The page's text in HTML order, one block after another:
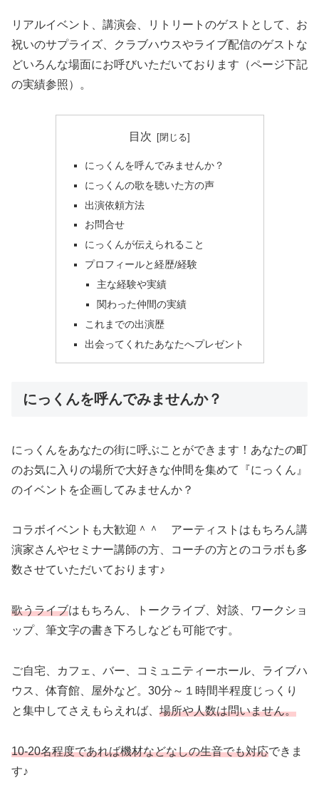
リアルイベント、講演会、リトリートのゲストとして、お
祝いのサプライズ、クラブハウスやライブ配信のゲストな
どいろんな場面にお呼びいただいております（ページ下記
の実績参照）。
目次
にっくんを呼んでみませんか？
にっくんの歌を聴いた方の声
出演依頼方法
お問合せ
にっくんが伝えられること
プロフィールと経歴/経験
主な経験や実績
関わった仲間の実績
これまでの出演歴
出会ってくれたあなたへプレゼント
にっくんを呼んでみませんか？
にっくんをあなたの街に呼ぶことができます！あなたの町
のお気に入りの場所で大好きな仲間を集めて『にっくん』
のイベントを企画してみませんか？
コラボイベントも大歓迎＾＾ アーティストはもちろん講
演家さんやセミナー講師の方、コーチの方とのコラボも多
数させていただいております♪
歌うライブはもちろん、トークライブ、対談、ワークショ
ップ、筆文字の書き下ろしなども可能です。
ご自宅、カフェ、バー、コミュニティーホール、ライブハ
ウス、体育館、屋外など。30分～１時間半程度じっくり
と集中してさえもらえれば、 場所や人数は問いません。
10-20名程度であれば機材などなしの生音でも対応できま
す♪